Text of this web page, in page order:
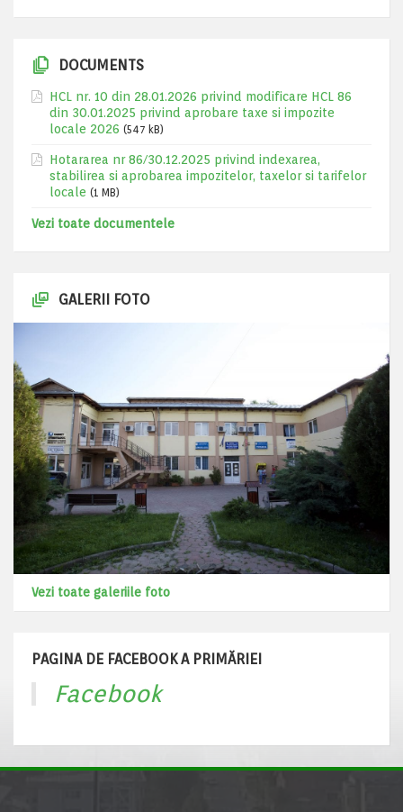
DOCUMENTS
HCL nr. 10 din 28.01.2026 privind modificare HCL 86
din 30.01.2025 privind aprobare taxe si impozite
locale 2026 (547 kB)
Hotararea nr 86/30.12.2025 privind indexarea,
stabilirea si aprobarea impozitelor, taxelor si tarifelor
locale (1 MB)
Vezi toate documentele
GALERII FOTO
Vezi toate galeriile foto
PAGINA DE FACEBOOK A PRIMĂRIEI
Facebook